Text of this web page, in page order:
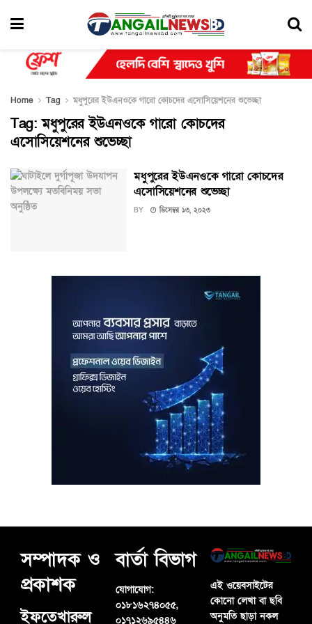
Home Tag মধুপুরের ইউএনওকে গারো কোচদের এসোসিয়েশনের শুভেচ্ছা
Tag:মধুপুরের ইউএনওকে গারো কোচদের
এসোসিয়েশনের শুভেচ্ছা
মধুপুরের ইউএনওকে গারো কোচদের
এসোসিয়েশনের শুভেচ্ছা
BY ডিসেম্বর ১৩, ২০২৩
সম্পাদক ও
প্রকাশক
ইফতেখারুল
বার্তা বিভাগ
যোগাযোগ:
০১৮১৬২৭৪০৫৫,
০১৭১২৬৯৫৪৪৬
এই ওয়েবসাইটের
কোনো লেখা বা ছবি
অনুমতি ছাড়া নকল